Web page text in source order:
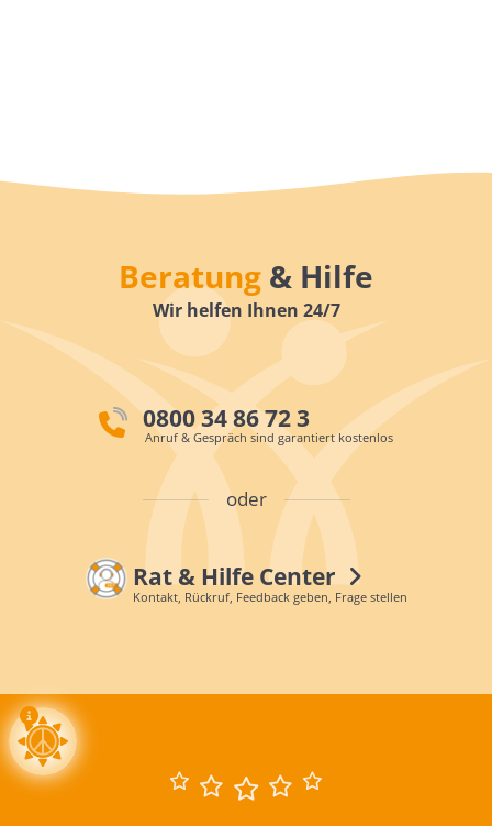
Beratung & Hilfe
Wir helfen Ihnen 24/7
0800 34 86 72 3
Anruf & Gespräch sind garantiert kostenlos
oder
Rat & Hilfe Center
Kontakt, Rückruf, Feedback geben, Frage stellen